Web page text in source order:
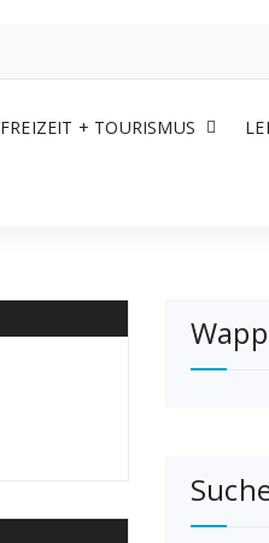
FREIZEIT + TOURISMUS